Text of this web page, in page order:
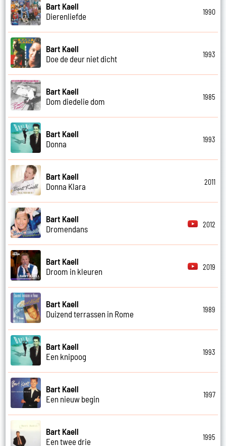
Bart Kaell
Dierenliefde
1990
Bart Kaell
Doe de deur niet dicht
1993
Bart Kaell
Dom diedelie dom
1985
Bart Kaell
Donna
1993
Bart Kaell
Donna Klara
2011
Bart Kaell
Dromendans
2012
Bart Kaell
Droom in kleuren
2019
Bart Kaell
Duizend terrassen in Rome
1989
Bart Kaell
Een knipoog
1993
Bart Kaell
Een nieuw begin
1997
Bart Kaell
Een twee drie
1995